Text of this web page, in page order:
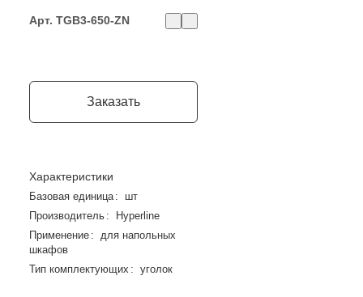
Арт. TGB3-650-ZN
Заказать
Характеристики
Базовая единица :
шт
Производитель :
Hyperline
Применение : для напольных
шкафов
Тип комплектующих : уголок